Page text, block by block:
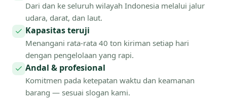
Dari dan ke seluruh wilayah Indonesia melalui jalur
udara, darat, dan laut.
Kapasitas teruji
Menangani rata-rata 40 ton kiriman setiap hari
dengan pengelolaan yang rapi.
Andal & profesional
Komitmen pada ketepatan waktu dan keamanan
barang — sesuai slogan kami.